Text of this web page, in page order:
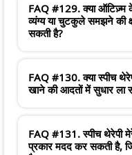
FAQ #129. क्या ऑटिज़्म
व्यंग्य या चुटकुले समझने की
सकती है?
FAQ #130. क्या स्पीच
खाने की आदतों में सुधार ला
FAQ #131. स्पीच थेरेपी
प्रकार मदद कर सकती है,